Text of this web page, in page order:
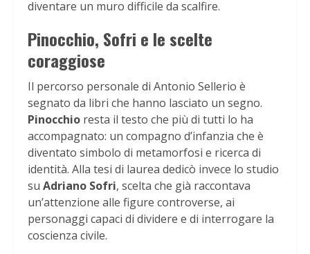
diventare un muro difficile da scalfire.
Pinocchio, Sofri e le scelte
coraggiose
Il percorso personale di Antonio Sellerio è
segnato da libri che hanno lasciato un segno.
Pinocchio resta il testo che più di tutti lo ha
accompagnato: un compagno d’infanzia che è
diventato simbolo di metamorfosi e ricerca di
identità. Alla tesi di laurea dedicò invece lo studio
su Adriano Sofri, scelta che già raccontava
un’attenzione alle figure controverse, ai
personaggi capaci di dividere e di interrogare la
coscienza civile.